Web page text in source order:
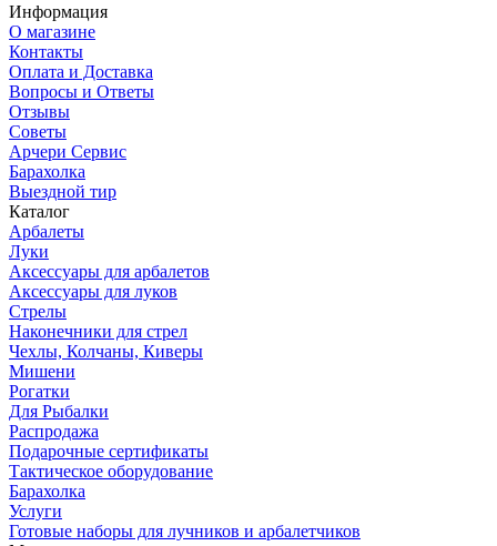
Информация
О магазине
Контакты
Оплата и Доставка
Вопросы и Ответы
Отзывы
Советы
Арчери Сервис
Барахолка
Выездной тир
Каталог
Арбалеты
Луки
Аксессуары для арбалетов
Аксессуары для луков
Стрелы
Наконечники для стрел
Чехлы, Колчаны, Киверы
Мишени
Рогатки
Для Рыбалки
Распродажа
Подарочные сертификаты
Тактическое оборудование
Барахолка
Услуги
Готовые наборы для лучников и арбалетчиков